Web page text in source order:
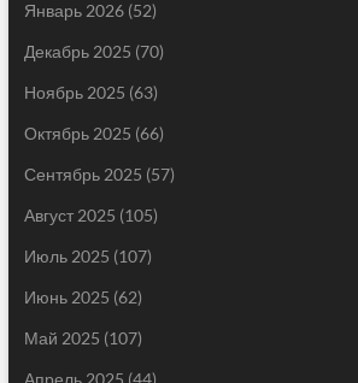
Январь 2026(52)
Декабрь 2025 (70)
Ноябрь 2025 (63)
Октябрь 2025 (66)
Сентябрь 2025 (57)
Август 2025 (105)
Июль 2025 (107)
Июнь 2025 (62)
Май 2025 (107)
Апрель 2025 (44)